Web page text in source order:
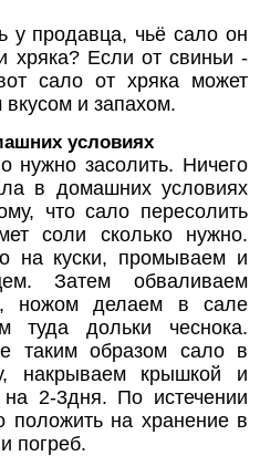
у продавца, чьё сало он
хряка? Если от свиньи -
сало от хряка может
вкусом и запахом.
условиях
нужно засолить. Ничего
в домашних условиях
что сало пересолить
соли сколько нужно.
на куски, промываем и
Затем обваливаем
ножом делаем в сале
туда дольки чеснока.
таким образом сало в
накрываем крышкой и
2-3дня. По истечении
положить на хранение в
погреб.